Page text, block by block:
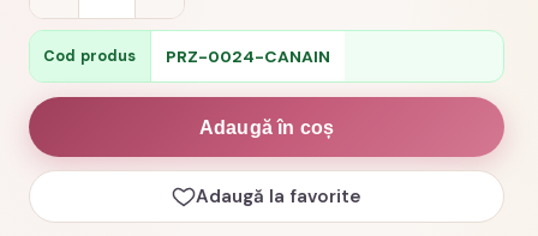
Cana
personalizata
invatatoare
clasa
noastra
cu
drag
Cod produs PRZ-0024-CANAIN
Adaugă în coș
Adaugă la favorite